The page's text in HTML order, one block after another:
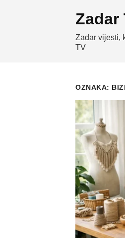
Zadar
Zadar vijesti,
TV
OZNAKA: